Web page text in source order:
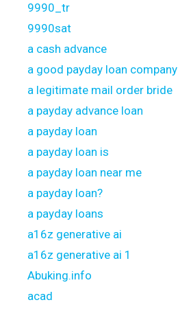
9990_tr
9990sat
a cash advance
a good payday loan company
a legitimate mail order bride
a payday advance loan
a payday loan
a payday loan is
a payday loan near me
a payday loan?
a payday loans
a16z generative ai
a16z generative ai 1
Abuking.info
acad